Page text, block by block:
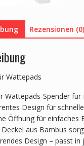
Rezensionen (0)
Wattepads
Wattepads-Spender für
Design für
Öffnung für einfaches
aus Bambus
Design – passt in